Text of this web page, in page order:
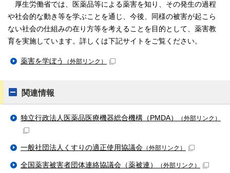
厚生労働省では、医薬品等による薬害を知り、その発生の過程
や社会的な動き等を学ぶことを通じ、今後、同様の被害が起こら
ない社会の仕組みの在り方等を考えることを目的として、薬害教
育を実施しています。詳しくは下記サイトをご覧ください。
薬害を学ぼう （外部リンク）
関連情報
独立行政法人医薬品医療機器総合機構（PMDA） （外部リンク）
一般社団法人くすりの適正使用協議会 （外部リンク）
全国薬害被害者団体連絡協議会（薬被連） （外部リンク）